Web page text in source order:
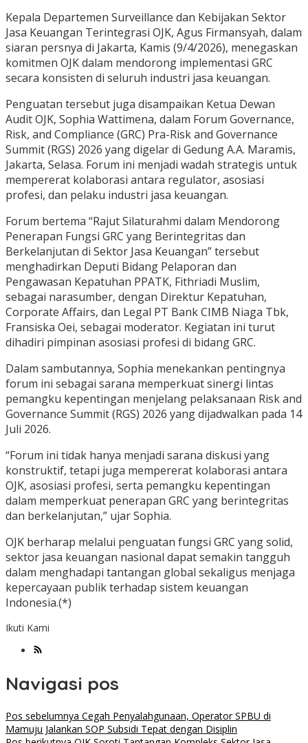
Kepala Departemen Surveillance dan Kebijakan Sektor
Jasa Keuangan Terintegrasi OJK, Agus Firmansyah, dalam
siaran persnya di Jakarta, Kamis (9/4/2026), menegaskan
komitmen OJK dalam mendorong implementasi GRC
secara konsisten di seluruh industri jasa keuangan.
Penguatan tersebut juga disampaikan Ketua Dewan
Audit OJK, Sophia Wattimena, dalam Forum Governance,
Risk, and Compliance (GRC) Pra-Risk and Governance
Summit (RGS) 2026 yang digelar di Gedung A.A. Maramis,
Jakarta, Selasa. Forum ini menjadi wadah strategis untuk
mempererat kolaborasi antara regulator, asosiasi
profesi, dan pelaku industri jasa keuangan.
Forum bertema “Rajut Silaturahmi dalam Mendorong
Penerapan Fungsi GRC yang Berintegritas dan
Berkelanjutan di Sektor Jasa Keuangan” tersebut
menghadirkan Deputi Bidang Pelaporan dan
Pengawasan Kepatuhan PPATK, Fithriadi Muslim,
sebagai narasumber, dengan Direktur Kepatuhan,
Corporate Affairs, dan Legal PT Bank CIMB Niaga Tbk,
Fransiska Oei, sebagai moderator. Kegiatan ini turut
dihadiri pimpinan asosiasi profesi di bidang GRC.
Dalam sambutannya, Sophia menekankan pentingnya
forum ini sebagai sarana memperkuat sinergi lintas
pemangku kepentingan menjelang pelaksanaan Risk and
Governance Summit (RGS) 2026 yang dijadwalkan pada 14
Juli 2026.
“Forum ini tidak hanya menjadi sarana diskusi yang
konstruktif, tetapi juga mempererat kolaborasi antara
OJK, asosiasi profesi, serta pemangku kepentingan
dalam memperkuat penerapan GRC yang berintegritas
dan berkelanjutan,” ujar Sophia.
OJK berharap melalui penguatan fungsi GRC yang solid,
sektor jasa keuangan nasional dapat semakin tangguh
dalam menghadapi tantangan global sekaligus menjaga
kepercayaan publik terhadap sistem keuangan
Indonesia.(*)
Ikuti Kami
Navigasi pos
Pos sebelumnya Cegah Penyalahgunaan, Operator SPBU di
Mamuju Jalankan SOP Subsidi Tepat dengan Disiplin